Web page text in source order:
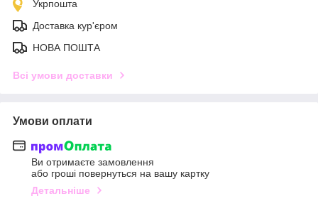
Укрпошта
Доставка кур'єром
НОВА ПОШТА
Всі умови доставки
Умови оплати
Ви отримаєте замовлення
або гроші повернуться на вашу картку
Детальніше